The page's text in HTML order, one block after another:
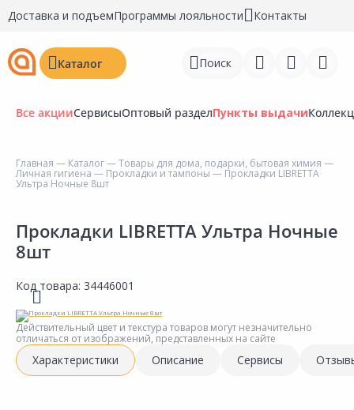
Доставка и подъемПрограммы лояльности Контакты
Каталог Поиск
Войти
Избранное
Недавно просмотренные
товары
Все акцииСервисыОптовый разделПункты выдачи
Главная — Каталог—Товары для дома, подарки, бытовая химия —
Личная гигиена — Прокладки и тампоны — Прокладки LIBRETTA
Ультра Ночные 8шт
Прокладки LIBRETTA Ультра Ночные
8шт
Код товара: 34446001
Действительный цвет и текстура товаров могут незначительно
отличаться от изображений, представленных на сайте
Характеристики Описание Сервисы